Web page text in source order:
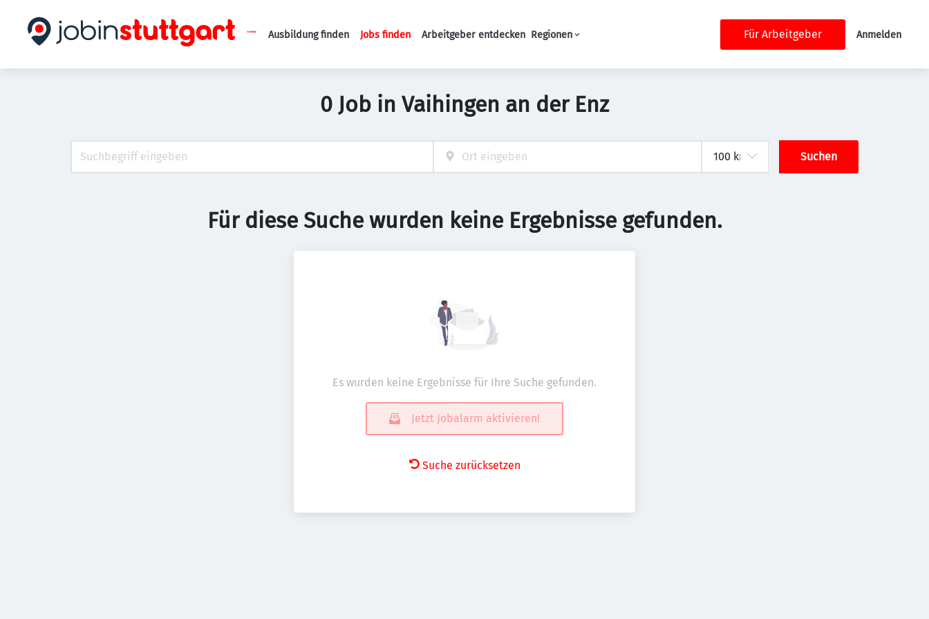
Haupt-Navigation
Ausbildung finden Jobs finden Arbeitgeber entdecken Regionen Für Arbeitgeber Anmelden
0 Job in Vaihingen an der Enz
Suchen
Für diese Suche wurden keine Ergebnisse gefunden.
Es wurden keine Ergebnisse für Ihre Suche gefunden.
Jetzt Jobalarm aktivieren!
Suche zurücksetzen